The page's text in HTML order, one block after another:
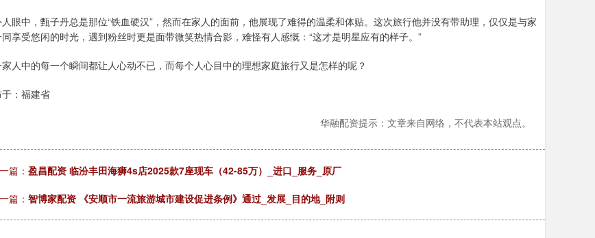
眼中，甄子丹总是那位“铁血硬汉”，然而在家人的面前，他展现了难得的温柔和体贴。这次旅行他并没有带助理，仅仅是与家
同享受悠闲的时光，遇到粉丝时更是面带微笑热情合影，难怪有人感慨：“这才是明星应有的样子。”
人中的每一个瞬间都让人心动不已，而每个人心目中的理想家庭旅行又是怎样的呢？
：福建省
华融配资提示：文章来自网络，不代表本站观点。
篇： 盈昌配资 临汾丰田海狮4s店2025款7座现车（42-85万）_进口_服务_原厂
篇： 智博家配资 《安顺市一流旅游城市建设促进条例》通过_发展_目的地_附则